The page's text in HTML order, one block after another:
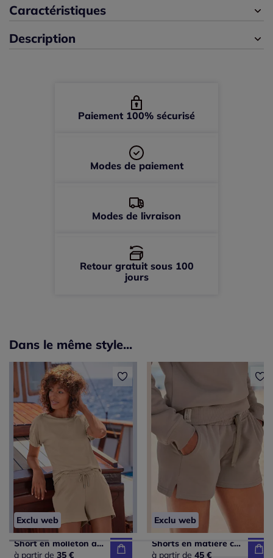
46/48 -épuisé
50/52 -épuisé
Caractéristiques
Description
Paiement 100% sécurisé
Modes de paiement
Modes de livraison
Retour gratuit sous 100
jours
Dans le même style...
Exclu web
Short en molleton avec ceinture à coulisse élastique
à partir de 35 €
Exclu web
Shorts en matière coton doux avec ceinture élastique
à partir de 45 €